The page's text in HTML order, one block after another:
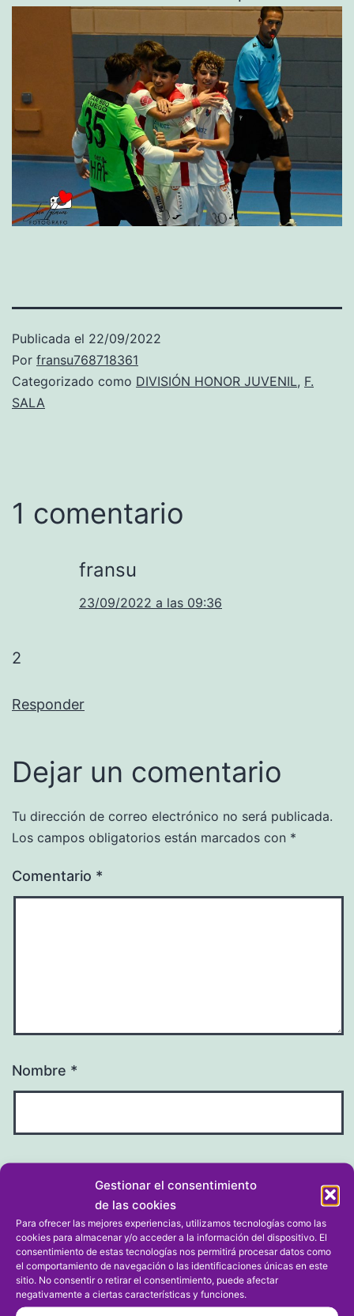
Gestionar el consentimiento
de las cookies
Para ofrecer las mejores experiencias, utilizamos tecnologías como las
cookies para almacenar y/o acceder a la información del dispositivo. El
consentimiento de estas tecnologías nos permitirá procesar datos como
el comportamiento de navegación o las identificaciones únicas en este
sitio. No consentir o retirar el consentimiento, puede afectar
negativamente a ciertas características y funciones.
Publicada el 22/09/2022
Por fransu768718361
Categorizado como DIVISIÓN HONOR JUVENIL, F.
SALA
1 comentario
fransu
23/09/2022 a las 09:36
2
Responder
Dejar un comentario
Tu dirección de correo electrónico no será publicada.
Los campos obligatorios están marcados con *
Comentario *
Nombre *
Web